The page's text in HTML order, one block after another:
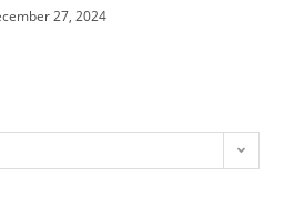
27, 2024